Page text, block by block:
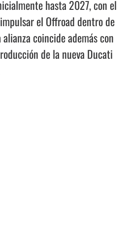
hasta 2027, con el
el Offroad dentro de
coincide además con
de la nueva Ducati